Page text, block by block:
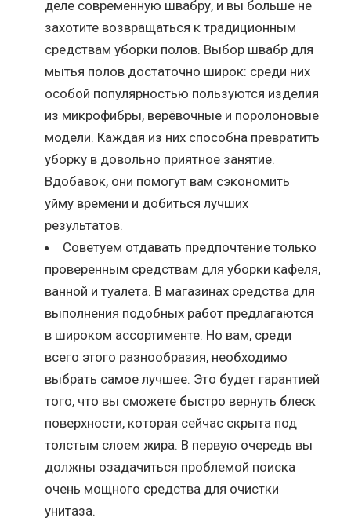
деле современную швабру, и вы больше не
захотите возвращаться к традиционным
средствам уборки полов. Выбор швабр для
мытья полов достаточно широк: среди них
особой популярностью пользуются изделия
из микрофибры, верёвочные и поролоновые
модели. Каждая из них способна превратить
уборку в довольно приятное занятие.
Вдобавок, они помогут вам сэкономить
уйму времени и добиться лучших
результатов.
Советуем отдавать предпочтение только
проверенным средствам для уборки кафеля,
ванной и туалета. В магазинах средства для
выполнения подобных работ предлагаются
в широком ассортименте. Но вам, среди
всего этого разнообразия, необходимо
выбрать самое лучшее. Это будет гарантией
того, что вы сможете быстро вернуть блеск
поверхности, которая сейчас скрыта под
толстым слоем жира. В первую очередь вы
должны озадачиться проблемой поиска
очень мощного средства для очистки
унитаза.